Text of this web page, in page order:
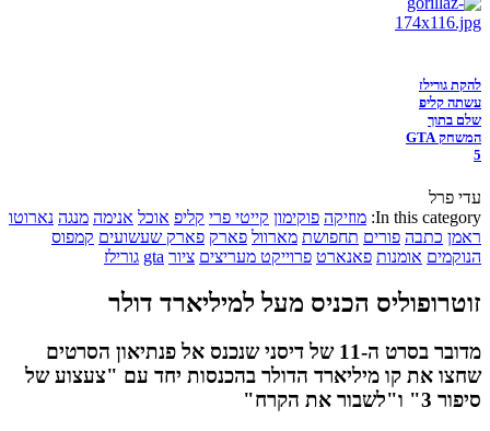
להקת גורילז
עשתה קליפ
שלם בתוך
המשחק GTA
5
עדי פרל
In this category: מוזיקה פוקימון קייטי פרי קליפ אוכל אנימה מנגה נארוטו
ראמן כתבה פורים תחפושת מארוול פארק פארק שעשועים קמפוס
הנוקמים אומנות פאנארט פרוייקט מעריצים ציור gta גורילז
זוטרופוליס הכניס מעל למיליארד דולר
מדובר בסרט ה-11 של דיסני שנכנס אל פנתיאון הסרטים
שחצו את קו מיליארד הדולר בהכנסות יחד עם "צעצוע של
סיפור 3" ו"לשבור את הקרח"